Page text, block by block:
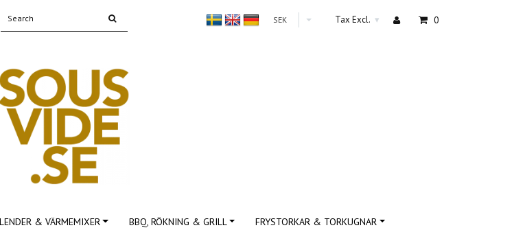
SEK Tax Excl. ▾ 0
& VÄRMEMIXER BBQ, RÖKNING & GRILL FRYSTORKAR & TORKUGNAR